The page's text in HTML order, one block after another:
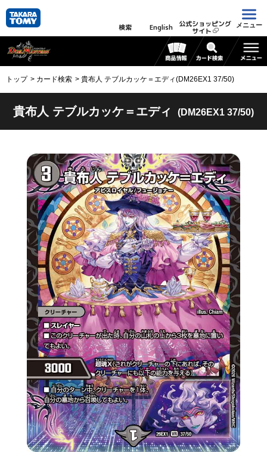
検索 English 公式ショッピング
サイト
メニュー
トップ カード検索 貴布人 テブルカッケ＝エディ(DM26EX1 37/50)
貴布人 テブルカッケ＝エディ (DM26EX1 37/50)